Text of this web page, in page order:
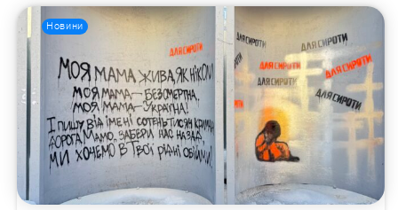
Пошук за запитом:
Новини